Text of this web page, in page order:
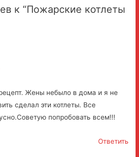
к “Пожарские котлеты
Жены небыло в дома и я не
сделал эти котлеты. Все
попробовать всем!!!
Ответить